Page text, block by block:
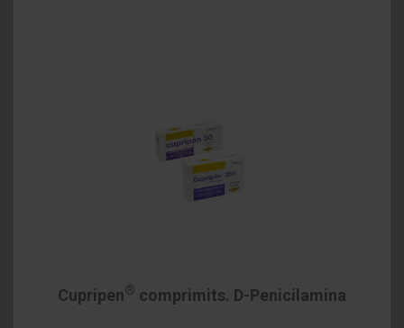
Cupripen® comprimits. D-Penicilamina